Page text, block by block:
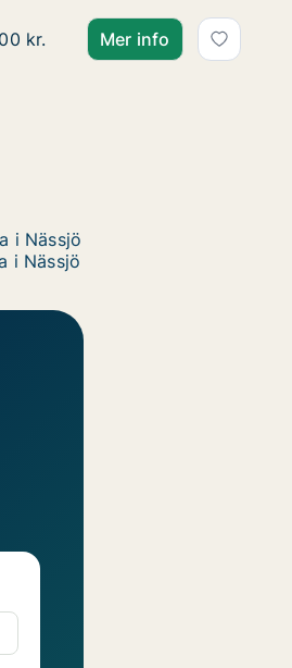
m2 lägenhet att hyra i Nässjö,
kr. Mer info
i Nässjö
i Nässjö